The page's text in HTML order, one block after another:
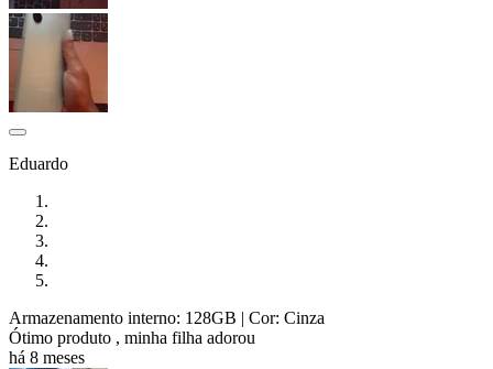
Eduardo
Armazenamento interno: 128GB | Cor: Cinza
Ótimo produto , minha filha adorou
há 8 meses